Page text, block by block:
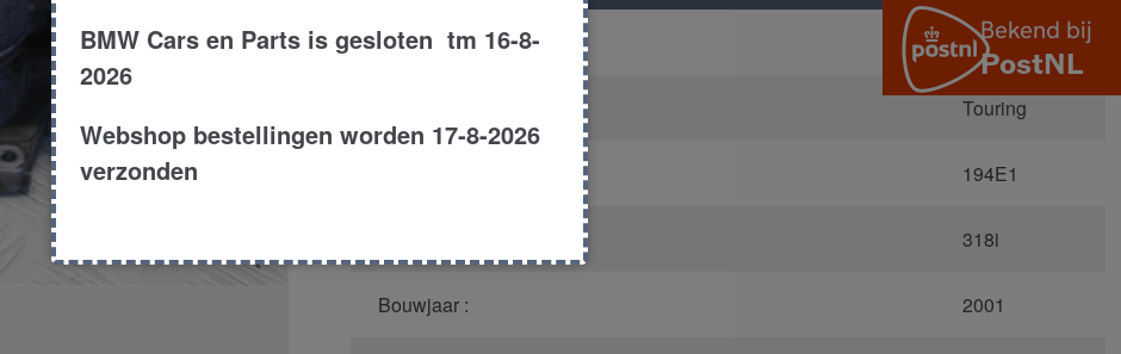
Model : E46
Touring
194E1
318i
Bouwjaar : 2001
BMW Cars en Parts is gesloten tm 16-8-
2026
Webshop bestellingen worden 17-8-2026
verzonden